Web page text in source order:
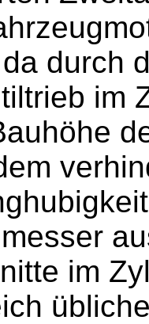
durch
im
im